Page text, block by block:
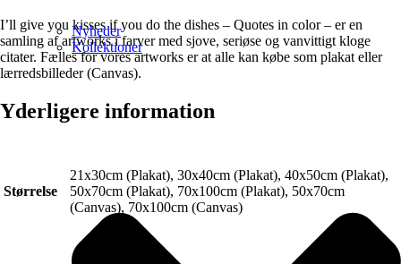
Nyheder
Kollektioner
I’ll give you kisses if you do the dishes – Quotes in color – er en
samling af artworks i farver med sjove, seriøse og vanvittigt kloge
citater. Fælles for vores artworks er at alle kan købe som plakat eller
lærredsbilleder (Canvas).
Yderligere information
Størrelse
21x30cm (Plakat), 30x40cm (Plakat), 40x50cm (Plakat),
50x70cm (Plakat), 70x100cm (Plakat), 50x70cm
(Canvas), 70x100cm (Canvas)